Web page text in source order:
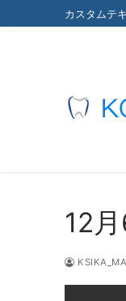
ン
カスタムテ
12